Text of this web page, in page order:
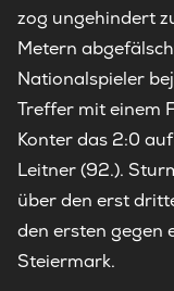
zog ungehindert
Metern
Nationalspieler
Treffer mit einem
Konter das 2:0
Leitner (92.).
über den erst
den ersten gegen
Steiermark.